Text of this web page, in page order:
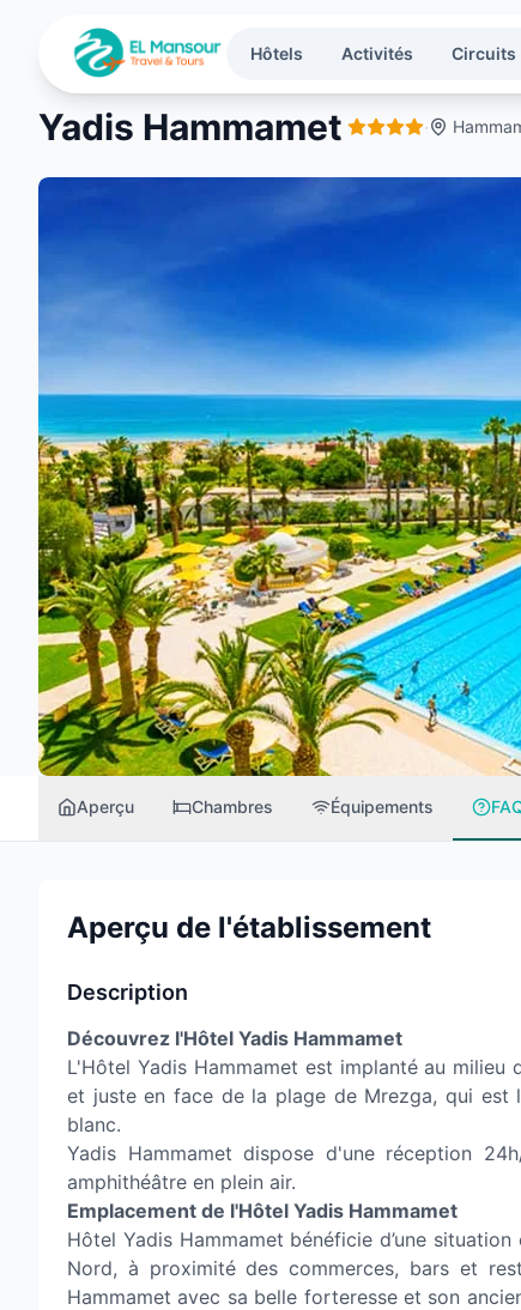
Hôtels Activités Circuits
Yadis Hammamet ·
Aperçu Chambres Équipements
Aperçu de l'établissement
Description
Découvrez l'Hôtel Yadis Hammamet
L'Hôtel Yadis Hammamet est implanté au
et juste en face de la plage de Mrezga, qui est
blanc.
Yadis Hammamet dispose d'une réception
amphithéâtre en plein air.
Emplacement de l'Hôtel Yadis Hammamet
Hôtel Yadis Hammamet bénéficie d’une
Nord, à proximité des commerces, bars et
Hammamet avec sa belle forteresse et son